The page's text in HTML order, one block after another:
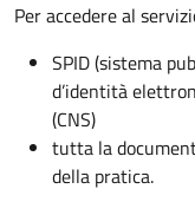
Per accedere al
SPID (sistema
d’identità
(CNS)
tutta la
della pratica.